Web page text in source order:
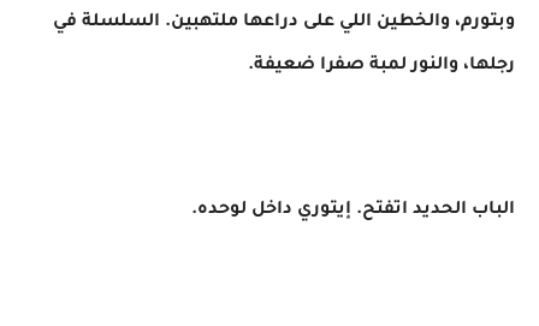
وبتورم، والخطين اللي على دراعها ملتهبين. السلسلة في
رجلها، والنور لمبة صفرا ضعيفة.
الباب الحديد اتفتح. إيتوري داخل لوحده.